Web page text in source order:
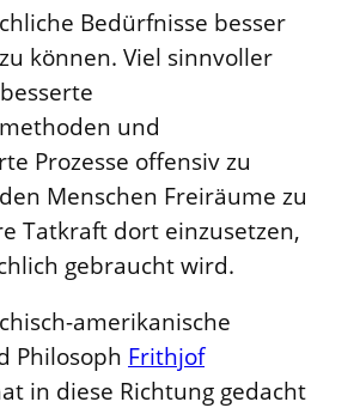
Bedürfnisse besser
können. Viel sinnvoller
und
Prozesse offensiv zu
Menschen Freiräume zu
Tatkraft dort einzusetzen,
gebraucht wird.
amerikanische
Philosoph Frithjof
in diese Richtung gedacht